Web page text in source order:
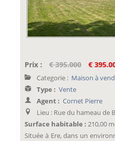
Prix : € 395.000 €
Categorie : Maison à
Type : Vente
Agent : Cornet Pierre
Lieu : Rue du hameau de
Surface habitable : 210,00
Située à Ere, dans un